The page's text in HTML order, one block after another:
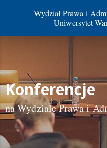
Wydział Prawa i
Uniwersytet
Konferencje
na Wydziale Prawa i